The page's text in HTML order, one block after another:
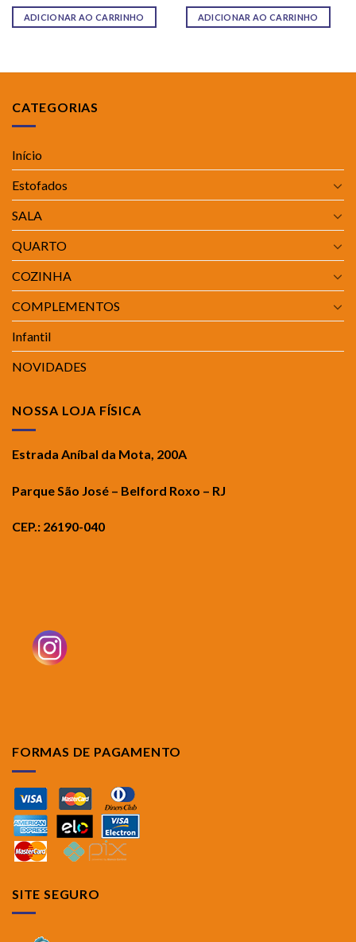
ADICIONAR AO CARRINHO ADICIONAR AO CARRINHO
CATEGORIAS
Início
Estofados
SALA
QUARTO
COZINHA
COMPLEMENTOS
Infantil
NOVIDADES
NOSSA LOJA FÍSICA
Estrada Aníbal da Mota, 200A
Parque São José – Belford Roxo – RJ
CEP.: 26190-040
FORMAS DE PAGAMENTO
SITE SEGURO